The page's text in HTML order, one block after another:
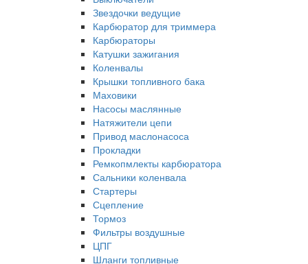
Звездочки ведущие
Карбюратор для триммера
Карбюраторы
Катушки зажигания
Коленвалы
Крышки топливного бака
Маховики
Насосы маслянные
Натяжители цепи
Привод маслонасоса
Прокладки
Ремкопмлекты карбюратора
Сальники коленвала
Стартеры
Сцепление
Тормоз
Фильтры воздушные
ЦПГ
Шланги топливные